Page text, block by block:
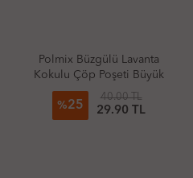
Polmix Büzgülü Lavanta
Kokulu Çöp Poşeti Büyük
Boy
%25
40.00 TL
29.90 TL